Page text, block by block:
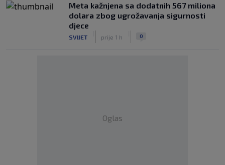
Meta kažnjena sa dodatnih 567 miliona
dolara zbog ugrožavanja sigurnosti
djece
SVIJET prije 1 h 0
Oglas